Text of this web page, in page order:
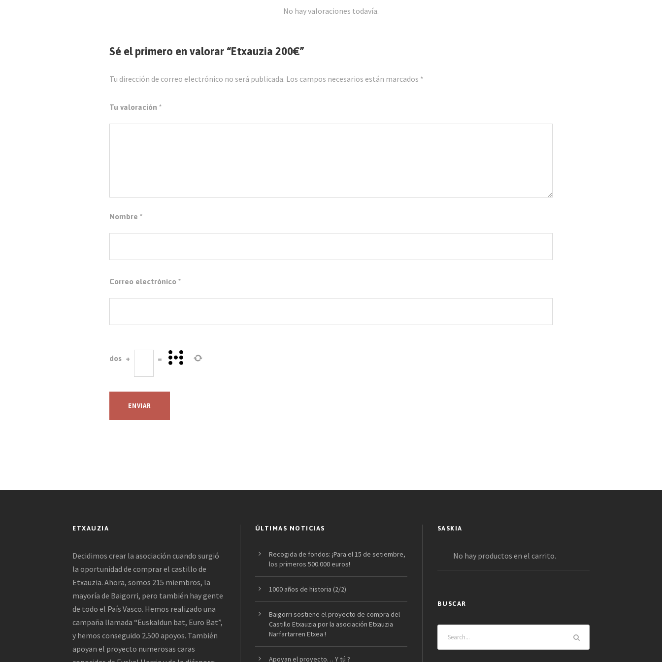
No hay valoraciones todavía.
Sé el primero en valorar “Etxauzia 200€”
Tu dirección de correo electrónico no será publicada. Los campos necesarios están marcados *
Tu valoración *
Nombre *
Correo electrónico *
dos + =
ETXAUZIA
Decidimos crear la asociación cuando surgió
la oportunidad de comprar el castillo de
Etxauzia. Ahora, somos 215 miembros, la
mayoría de Baigorri, pero también hay gente
de todo el País Vasco. Hemos realizado una
campaña llamada “Euskaldun bat, Euro Bat”,
y hemos conseguido 2.500 apoyos. También
apoyan el proyecto numerosas caras
ÚLTIMAS NOTICIAS
Recogida de fondos: ¡Para el 15 de setiembre,
los primeros 500.000 euros!
1000 años de historia (2/2)
Baigorri sostiene el proyecto de compra del
Castillo Etxauzia por la asociación Etxauzia
Narfartarren Etxea !
Apoyan el proyecto… Y tú ?
SASKIA
No hay productos en el carrito.
BUSCAR